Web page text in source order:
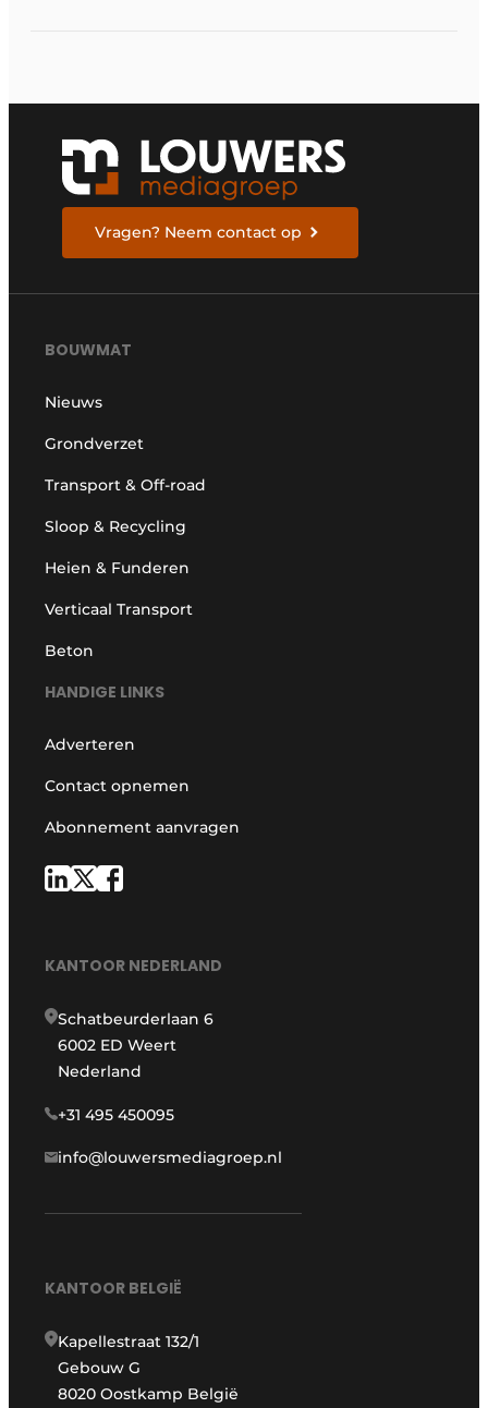
Vragen? Neem contact op
BOUWMAT
Nieuws
Grondverzet
Transport & Off-road
Sloop & Recycling
Heien & Funderen
Verticaal Transport
Beton
HANDIGE LINKS
Adverteren
Contact opnemen
Abonnement aanvragen
KANTOOR NEDERLAND
Schatbeurderlaan 6
6002 ED Weert
Nederland
+31 495 450095
info@louwersmediagroep.nl
KANTOOR BELGIË
Kapellestraat 132/1
Gebouw G
8020 Oostkamp België